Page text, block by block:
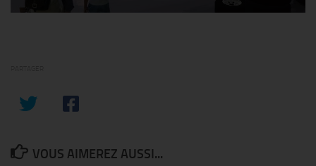
VOUS AIMEREZ AUSSI...